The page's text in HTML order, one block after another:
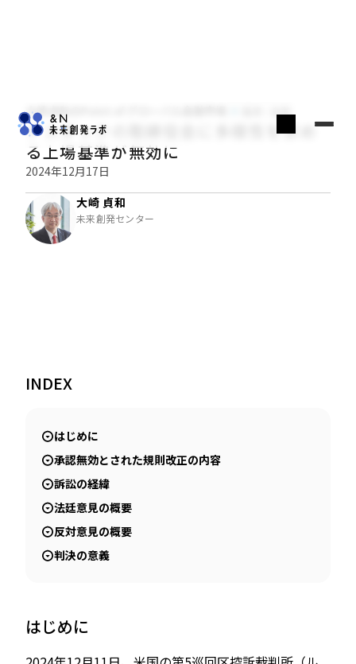
大崎貞和のPoint of グローバル金融市場
ナスダックの取締役会に多様性を求め
る上場基準が無効に
2024年12月17日
大崎 貞和
未来創発センター
INDEX
はじめに
承認無効とされた規則改正の内容
訴訟の経緯
法廷意見の概要
反対意見の概要
判決の意義
はじめに